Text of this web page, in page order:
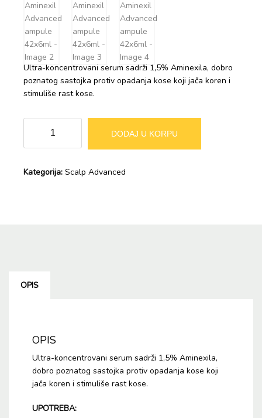
Ultra-koncentrovani serum sadrži 1,5% Aminexila, dobro
poznatog sastojka protiv opadanja kose koji jača koren i
stimuliše rast kose.
Aminexil
Advanced
42x6ml
DODAJ U KORPU
Kategorija: Scalp Advanced
OPIS
OPIS
Ultra-koncentrovani serum sadrži 1,5% Aminexila,
dobro poznatog sastojka protiv opadanja kose koji
jača koren i stimuliše rast kose.
UPOTREBA: